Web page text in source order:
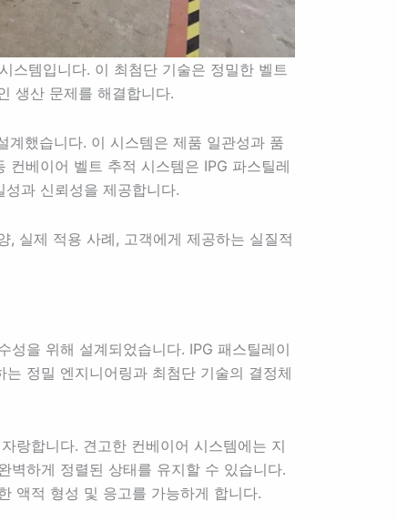
스템입니다. 이 최첨단 기술은 정밀한 벨트
생산 문제를 해결합니다.
계했습니다. 이 시스템은 제품 일관성과 품
컨베이어 벨트 추적 시스템은 IPG 파스틸레
과 신뢰성을 제공합니다.
, 실제 적용 사례, 고객에게 제공하는 실질적
성을 위해 설계되었습니다. IPG 패스틸레이
정밀 엔지니어링과 최첨단 기술의 결정체
랑합니다. 견고한 컨베이어 시스템에는 지
벽하게 정렬된 상태를 유지할 수 있습니다.
액적 형성 및 응고를 가능하게 합니다.